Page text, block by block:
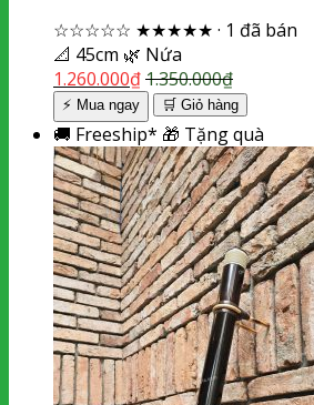
☆☆☆☆☆ ★★★★★ · 1 đã bán
📐 45cm 🌿 Nứa
1.260.000₫1.350.000₫
⚡ Mua ngay 🛒 Giỏ hàng
🚚 Freeship* 🎁 Tặng quà